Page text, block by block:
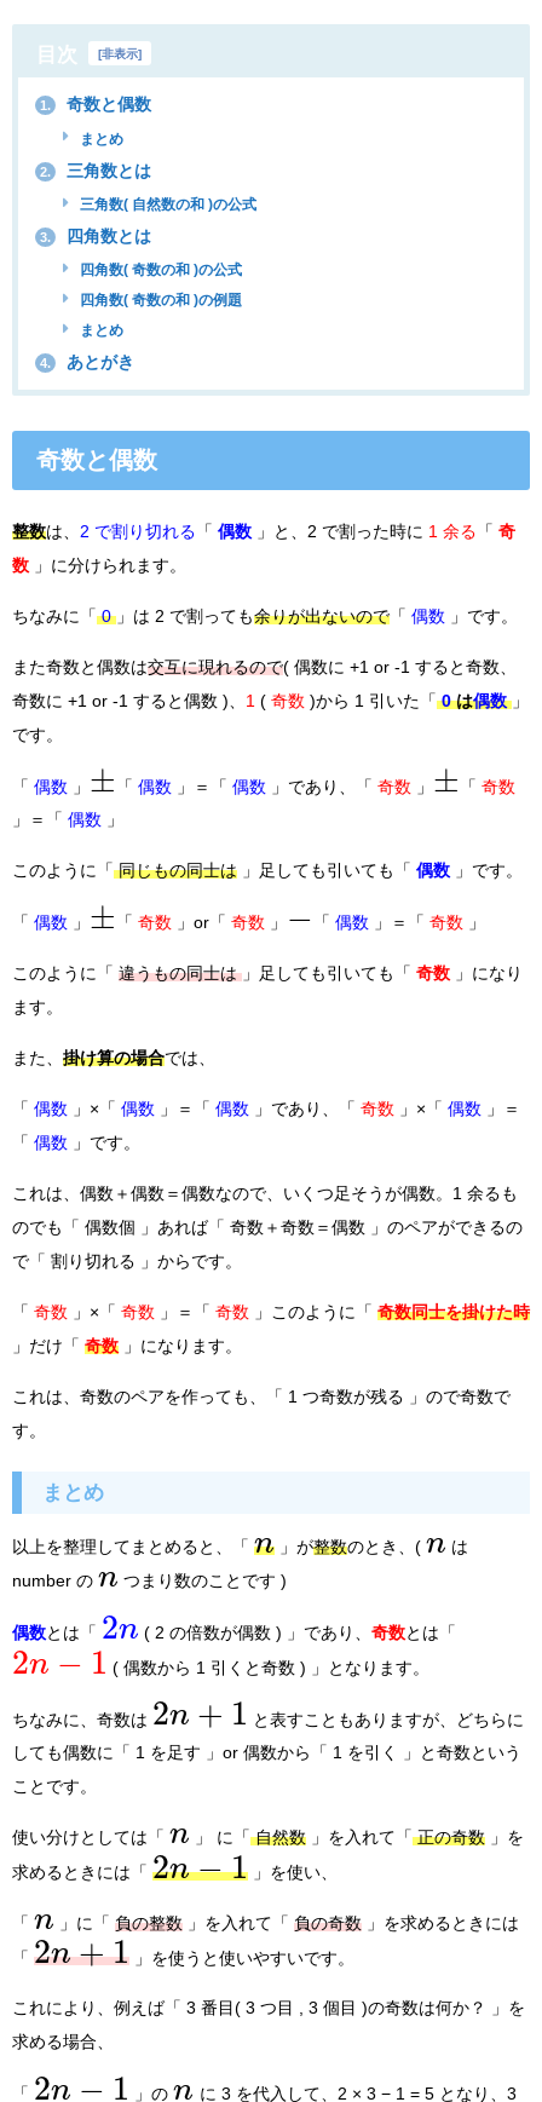
目次 [非表示]
1. 奇数と偶数
まとめ
2. 三角数とは
三角数( 自然数の和 )の公式
3. 四角数とは
四角数( 奇数の和 )の公式
四角数( 奇数の和 )の例題
まとめ
4. あとがき
奇数と偶数
整数は、 2 で割り切れる 「 偶数 」と、2 で割った時に 1 余る 「 奇
数
」に分けられます。
ちなみに「 0 」は 2 で割っても余りが出ないので 「 偶数 」です。
また奇数と偶数は交互に現れるので( 偶数に +1 or -1 すると奇数、
奇数に +1 or -1 すると偶数 )、 1 ( 奇数 )から 1 引いた「 0は偶数
」
です。
「 偶数 」 ± 「偶数 」＝「偶数 」であり、「奇数 」 ± 「奇数
」＝「 偶数 」
このように「 同じもの同士は 」足しても引いても「 偶数 」です。
「 偶数 」 ± 「奇数 」or「奇数 」 − 「偶数 」＝「奇数 」
このように「 違うもの同士は 」足しても引いても「 奇数
」になり
ます。
また、 掛け算の場合では、
「 偶数 」×「 偶数 」＝「 偶数 」であり、「 奇数 」×「 偶数 」＝
「 偶数 」です。
これは、偶数＋偶数＝偶数なので、いくつ足そうが偶数。1 余るも
のでも「 偶数個 」あれば「 奇数＋奇数＝偶数 」のペアができるの
で「 割り切れる 」からです。
「 奇数 」×「 奇数 」＝「 奇数 」このように「 奇数同士を掛けた時
」だけ「 奇数 」になります。
これは、奇数のペアを作っても、「 1 つ奇数が残る 」ので奇数で
す。
まとめ
以上を整理してまとめると、「 n 」が整数のとき、(n は
number の n つまり数のことです )
偶数とは「 2n ( 2 の倍数が偶数 ) 」であり、奇数とは「
2n − 1 ( 偶数から 1 引くと奇数 ) 」となります。
ちなみに、奇数は 2n + 1 と表すこともありますが、どちらに
しても偶数に「 1 を足す 」or 偶数から「 1 を引く 」と奇数という
ことです。
使い分けとしては「 n 」 に「自然数 」を入れて「正の奇数 」を
求めるときには「 2n −1 」を使い、
「 n 」に「負の整数 」を入れて「負の奇数 」を求めるときには
「 2n +1 」を使うと使いやすいです。
これにより、例えば「 3 番目( 3 つ目 , 3 個目 )の奇数は何か？ 」を
求める場合、
「 2n − 1 」のn に 3 を代入して、2 × 3 − 1 = 5 となり、3